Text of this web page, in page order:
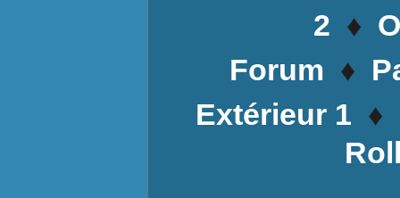
2 ♦
Forum ♦
Extérieur 1 ♦